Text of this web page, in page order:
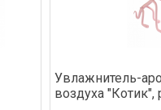
Увлажнитель-
воздуха